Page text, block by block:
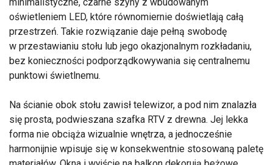
oświetleniem LED, które równomiernie doświetlają całą
przestrzeń. Takie rozwiązanie daje pełną swobodę
w przestawianiu stołu lub jego okazjonalnym rozkładaniu,
bez konieczności podporządkowywania się centralnemu
punktowi świetlnemu.
Na ścianie obok stołu zawisł telewizor, a pod nim znalazła
się prosta, podwieszana szafka RTV z drewna. Jej lekka
forma nie obciąża wizualnie wnętrza, a jednocześnie
harmonijnie wpisuje się w konsekwentnie stosowaną paletę